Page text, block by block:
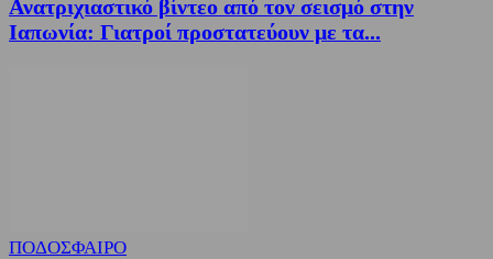
Ανατριχιαστικό βίντεο από τον σεισμό στην
Ιαπωνία: Γιατροί προστατεύουν με τα...
ΠΟΔΟΣΦΑΙΡΟ